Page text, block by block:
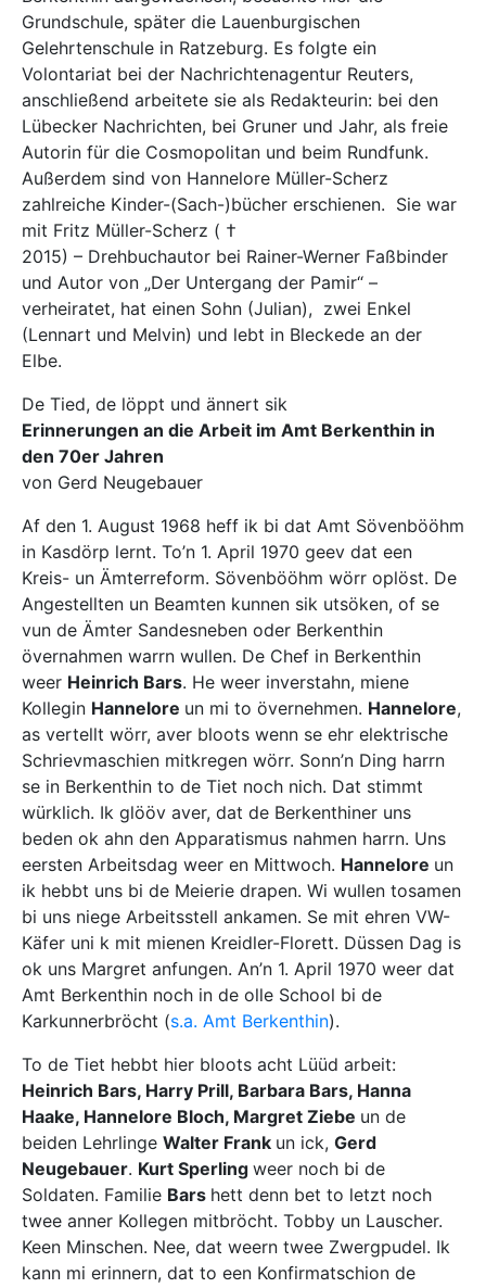
Grundschule, später die Lauenburgischen
Gelehrtenschule in Ratzeburg. Es folgte ein
Volontariat bei der Nachrichtenagentur Reuters,
anschließend arbeitete sie als Redakteurin: bei den
Lübecker Nachrichten, bei Gruner und Jahr, als freie
Autorin für die Cosmopolitan und beim Rundfunk.
Außerdem sind von Hannelore Müller-Scherz
zahlreiche Kinder-(Sach-)bücher erschienen. Sie war
mit Fritz Müller-Scherz ( †
2015) – Drehbuchautor bei Rainer-Werner Faßbinder
und Autor von „Der Untergang der Pamir“ –
verheiratet, hat einen Sohn (Julian), zwei Enkel
(Lennart und Melvin) und lebt in Bleckede an der
Elbe.
De Tied, de löppt und ännert sik
Erinnerungen an die Arbeit im Amt Berkenthin in
den 70er Jahren
von Gerd Neugebauer
Af den 1. August 1968 heff ik bi dat Amt Sövenbööhm
in Kasdörp lernt. To’n 1. April 1970 geev dat een
Kreis- un Ämterreform. Sövenbööhm wörr oplöst. De
Angestellten un Beamten kunnen sik utsöken, of se
vun de Ämter Sandesneben oder Berkenthin
övernahmen warrn wullen. De Chef in Berkenthin
weer Heinrich Bars. He weer inverstahn, miene
Kollegin Hannelore un mi to övernehmen. Hannelore,
as vertellt wörr, aver bloots wenn se ehr elektrische
Schrievmaschien mitkregen wörr. Sonn’n Ding harrn
se in Berkenthin to de Tiet noch nich. Dat stimmt
würklich. Ik glööv aver, dat de Berkenthiner uns
beden ok ahn den Apparatismus nahmen harrn. Uns
eersten Arbeitsdag weer en Mittwoch. Hannelore un
ik hebbt uns bi de Meierie drapen. Wi wullen tosamen
bi uns niege Arbeitsstell ankamen. Se mit ehren VW-
Käfer uni k mit mienen Kreidler-Florett. Düssen Dag is
ok uns Margret anfungen. An’n 1. April 1970 weer dat
Amt Berkenthin noch in de olle School bi de
Karkunnerbröcht (s.a. Amt Berkenthin).
To de Tiet hebbt hier bloots acht Lüüd arbeit:
Heinrich Bars, Harry Prill, Barbara Bars, Hanna
Haake, Hannelore Bloch, Margret Ziebe un de
beiden Lehrlinge Walter Frank un ick, Gerd
Neugebauer. Kurt Sperling weer noch bi de
Soldaten. Familie Bars hett denn bet to letzt noch
twee anner Kollegen mitbröcht. Tobby un Lauscher.
Keen Minschen. Nee, dat weern twee Zwergpudel. Ik
kann mi erinnern, dat to een Konfirmatschion de